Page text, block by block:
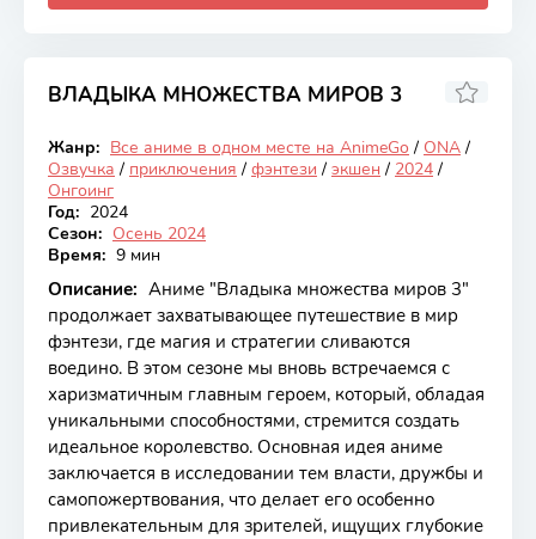
ВЛАДЫКА МНОЖЕСТВА МИРОВ 3
Онгоинг
7.2
Жанр: Все аниме в одном месте на AnimeGo / ONA /
Озвучка / приключения / фэнтези / экшен / 2024 /
Онгоинг
Год: 2024
Сезон: Осень 2024
Время: 9 мин
Описание: Аниме "Владыка множества миров 3"
продолжает захватывающее путешествие в мир
фэнтези, где магия и стратегии сливаются
воедино. В этом сезоне мы вновь встречаемся с
харизматичным главным героем, который, обладая
уникальными способностями, стремится создать
идеальное королевство. Основная идея аниме
заключается в исследовании тем власти, дружбы и
самопожертвования, что делает его особенно
привлекательным для зрителей, ищущих глубокие